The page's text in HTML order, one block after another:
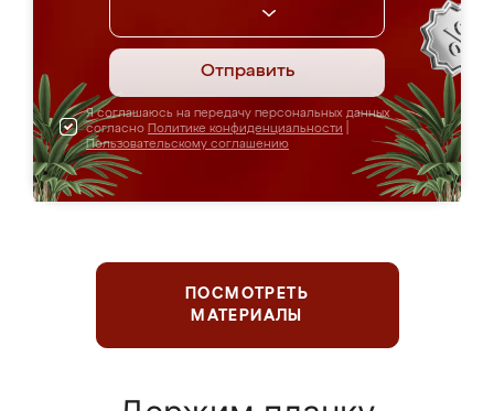
Отправить
Я соглашаюсь на передачу персональных данных
согласно Политике конфиденциальности
Пользовательскому соглашению
ПОСМОТРЕТЬ
МАТЕРИАЛЫ